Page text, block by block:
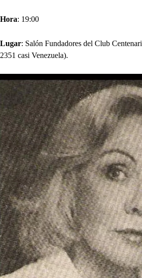
Hora: 19:00
Lugar: Salón Fundadores del Club
2351 casi Venezuela).